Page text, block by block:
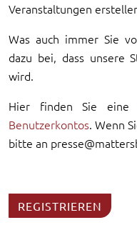
Veranstaltungen
Was auch immer Sie
dazu bei, dass unsere
wird.
Hier finden Sie
Benutzerkontos. Wenn
bitte an
REGISTRIEREN